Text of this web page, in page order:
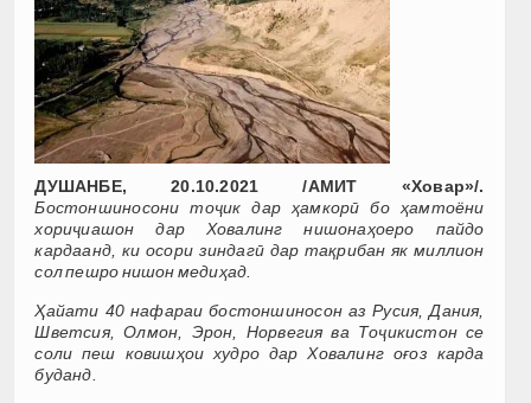
ДУШАНБЕ, 20.10.2021 /АМИТ «Ховар»/.
Бостоншиносони тоҷик дар ҳамкорӣ бо ҳамтоёни
хориҷиашон дар Ховалинг нишонаҳоеро пайдо
кардаанд, ки осори зиндагӣ дар тақрибан як миллион
сол пешро нишон медиҳад.
Ҳайати 40 нафараи бостоншиносон аз Русия, Дания,
Шветсия, Олмон, Эрон, Норвегия ва Тоҷикистон се
соли пеш ковишҳои худро дар Ховалинг оғоз карда
буданд.